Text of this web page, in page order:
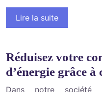
Lire la suite
Réduisez votre
d’énergie grâce à
Dans notre société